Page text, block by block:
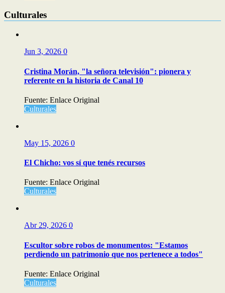
Culturales
Jun 3, 2026 0
Cristina Morán, "la señora televisión": pionera y
referente en la historia de Canal 10
Fuente: Enlace Original
Culturales
May 15, 2026 0
El Chicho: vos sí que tenés recursos
Fuente: Enlace Original
Culturales
Abr 29, 2026 0
Escultor sobre robos de monumentos: "Estamos
perdiendo un patrimonio que nos pertenece a todos"
Fuente: Enlace Original
Culturales